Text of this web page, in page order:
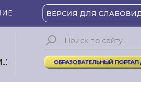
ВЕРСИЯ ДЛЯ
ОБРАЗОВАТЕЛЬНЫЙ ПОРТАЛ